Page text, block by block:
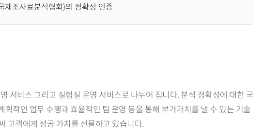
제조사료분석협회)의 정확성 인증
서비스 그리고 실험실 운영 서비스로 나누어 집니다. 분석 정확성에 대한 국
적인 업무 수행과 효율적인 팀 운영 등을 통해 부가가치를 낼 수 있는 기술
고객에게 성공 가치를 선물하고 있습니다.